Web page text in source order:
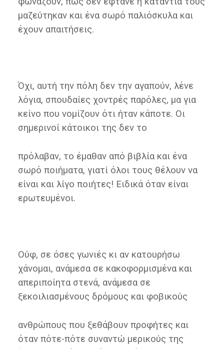
μαζεύτηκαν και ένα σωρό παλιόσκυλα και
έχουν απαιτήσεις.
Όχι, αυτή την πόλη δεν την αγαπούν, λένε
λόγια, σπουδαίες χοντρές παρόλες, μα για
κείνο που νομίζουν ότι ήταν κάποτε. Οι
σημερινοί κάτοικοι της δεν το
πρόλαβαν, το έμαθαν από βιβλία και ένα
σωρό ποιήματα, γιατί όλοι τους θέλουν να
είναι και λίγο ποιήτες! Ειδικά όταν είναι
ερωτευμένοι.
Ούφ, σε όσες γωνιές κι αν κατουρήσω
χάνομαι, ανάμεσα σε κακοφορμισμένα και
απεριποίητα στενά, ανάμεσα σε
ξεκοιλιασμένους δρόμους και φοβικούς
ανθρώπους που ξεθάβουν προφήτες και
όταν πότε-πότε συναντώ μερικούς της